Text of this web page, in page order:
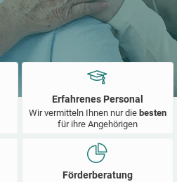
Erfahrenes Personal
Wir vermitteln Ihnen nur die besten
für ihre Angehörigen
Förderberatung